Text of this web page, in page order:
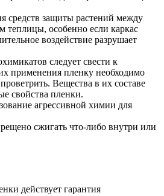
средств защиты растений между
теплицы, особенно если каркас
воздействие разрушает
следует свести к
применения пленку необходимо
Вещества в их составе
свойства пленки.
агрессивной химии для
сжигать что-либо внутри или
действует гарантия